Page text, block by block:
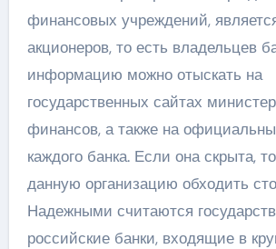
финансовых учреждений,
акционеров, то есть владельцев
информацию можно отыскать на
государственных сайтах
финансов, а также на
каждого банка. Если она скрыта,
данную организацию обходить
Надежными считаются
российские банки, входящие в